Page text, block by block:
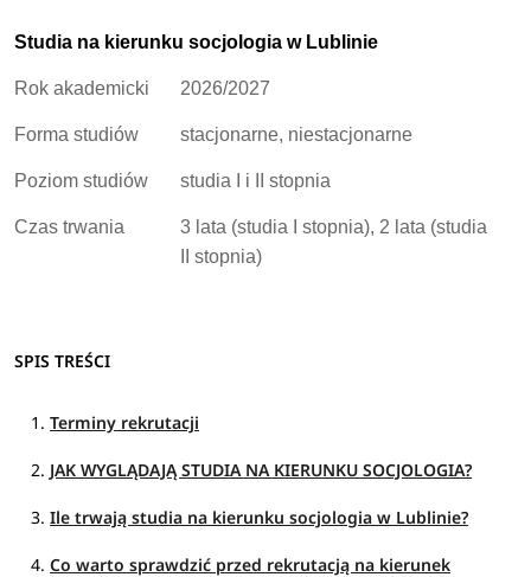
Studia na kierunku socjologia w Lublinie
Rok akademicki 2026/2027
Forma studiów stacjonarne, niestacjonarne
Poziom studiów studia I i II stopnia
Czas trwania
3 lata (studia I stopnia), 2 lata (studia
II stopnia)
SPIS TREŚCI
Terminy rekrutacji
JAK WYGLĄDAJĄ STUDIA NA KIERUNKU SOCJOLOGIA?
Ile trwają studia na kierunku socjologia w Lublinie?
Co warto sprawdzić przed rekrutacją na kierunek